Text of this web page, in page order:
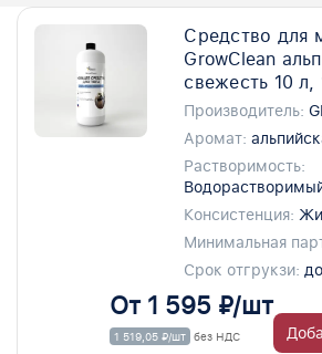
Средство для
GrowClean
свежесть 10 л,
Производитель:
Аромат:
Растворимость:
Консистенция:
Минимальная
Срок отгрукзи:
От 1 595 ₽/шт
1 519,05 ₽/шт без НДС